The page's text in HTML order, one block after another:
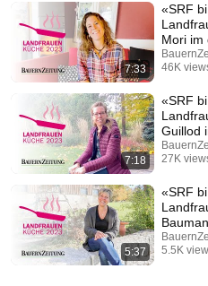
7:33
«SRF
Mori im
46K
7:18
«SRF
Guillod
27K
5:37
«SRF
5.5K